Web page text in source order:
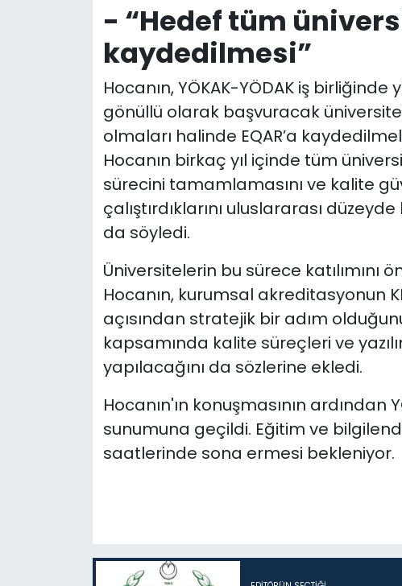
- “Hedef tüm
kaydedilmesi”
Hocanın, YÖKAK-YÖDAK iş
gönüllü olarak başvuracak
olmaları halinde EQAR’a
Hocanın birkaç yıl içinde tüm
sürecini tamamlamasını ve kalite
çalıştırdıklarını uluslararası
da söyledi.
Üniversitelerin bu sürece katılımını
Hocanın, kurumsal akreditasyonun
açısından stratejik bir adım
kapsamında kalite süreçleri ve
yapılacağını da sözlerine ekledi.
Hocanın'ın konuşmasının ardından
sunumuna geçildi. Eğitim ve
saatlerinde sona ermesi bekleniyor.